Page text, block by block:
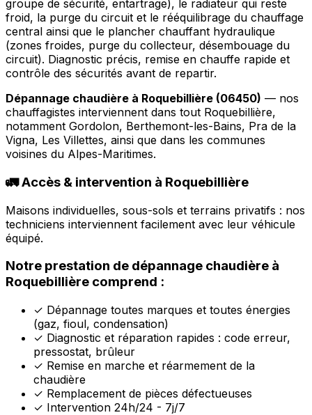
groupe de sécurité, entartrage), le radiateur qui reste
froid, la purge du circuit et le rééquilibrage du chauffage
central ainsi que le plancher chauffant hydraulique
(zones froides, purge du collecteur, désembouage du
circuit). Diagnostic précis, remise en chauffe rapide et
contrôle des sécurités avant de repartir.
Dépannage chaudière à Roquebillière (06450) — nos
chauffagistes interviennent dans tout Roquebillière,
notamment Gordolon, Berthemont-les-Bains, Pra de la
Vigna, Les Villettes, ainsi que dans les communes
voisines du Alpes-Maritimes.
🚛 Accès & intervention à Roquebillière
Maisons individuelles, sous-sols et terrains privatifs : nos
techniciens interviennent facilement avec leur véhicule
équipé.
Notre prestation de dépannage chaudière à
Roquebillière comprend :
✓ Dépannage toutes marques et toutes énergies
(gaz, fioul, condensation)
✓ Diagnostic et réparation rapides : code erreur,
pressostat, brûleur
✓ Remise en marche et réarmement de la
chaudière
✓ Remplacement de pièces défectueuses
✓ Intervention 24h/24 - 7j/7